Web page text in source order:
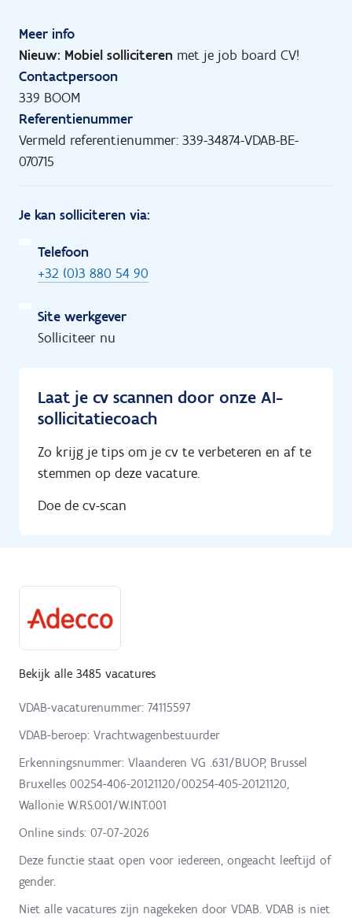
Meer info
Nieuw: Mobiel solliciteren met je job board CV!
Contactpersoon
339 BOOM
Referentienummer
Vermeld referentienummer: 339-34874-VDAB-BE-
070715
Je kan solliciteren via:
Telefoon
+32 (0)3 880 54 90
Site werkgever
Solliciteer nu
Laat je cv scannen door onze AI-
sollicitatiecoach
Zo krijg je tips om je cv te verbeteren en af te
stemmen op deze vacature.
Doe de cv-scan
Bekijk alle 3485 vacatures
VDAB-vacaturenummer: 74115597
VDAB-beroep: Vrachtwagenbestuurder
Erkenningsnummer: Vlaanderen VG .631/BUOP, Brussel
Bruxelles 00254-406-20121120/00254-405-20121120,
Wallonie W.RS.001/W.INT.001
Online sinds: 07-07-2026
Deze functie staat open voor iedereen, ongeacht leeftijd of
gender.
Niet alle vacatures zijn nagekeken door VDAB. VDAB is niet